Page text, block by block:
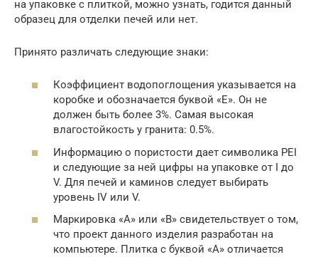
на упаковке с плиткой, можно узнать, годится данный
образец для отделки печей или нет.
Принято различать следующие знаки:
Коэффициент водопоглощения указывается на
коробке и обозначается буквой «Е». Он не
должен быть более 3%. Самая высокая
влагостойкость у гранита: 0.5%.
Информацию о пористости дает символика PEI
и следующие за ней цифры на упаковке от I до
V. Для печей и каминов следует выбирать
уровень IV или V.
Маркировка «А» или «В» свидетельствует о том,
что проект данного изделия разработан на
компьютере. Плитка с буквой «А» отличается